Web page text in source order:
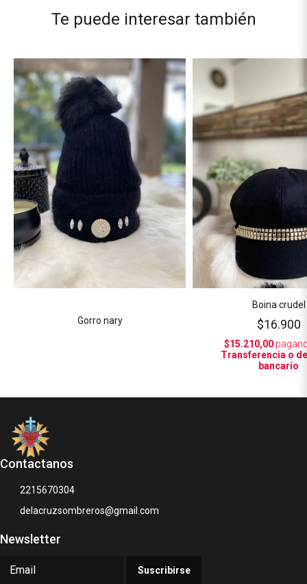
Te puede interesar también
Gorro nary
Boina crudel
$16.900
$15.210,00
Transferencia o
bancario
Contactanos
2215670304
delacruzsombreros@gmail.com
Newsletter
Suscribirse